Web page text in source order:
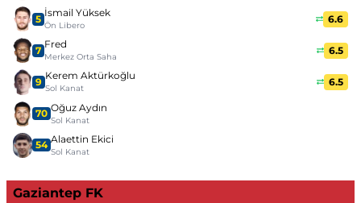
5 İsmail Yüksek
Ön Libero
6.6
7 Fred
Merkez Orta Saha
6.5
9 Kerem Aktürkoğlu
Sol Kanat
6.5
70 Oğuz Aydın
Sol Kanat
54 Alaettin Ekici
Sol Kanat
Gaziantep FK